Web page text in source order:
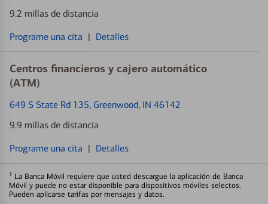
9.2 millas de distancia
Programe una cita | Detalles
Centros financieros y cajero automático
(ATM)
649 S State Rd 135, Greenwood, IN 46142
9.9 millas de distancia
Programe una cita | Detalles
1 La Banca Móvil requiere que usted descargue la aplicación de Banca
Móvil y puede no estar disponible para dispositivos móviles selectos.
Pueden aplicarse tarifas por mensajes y datos.